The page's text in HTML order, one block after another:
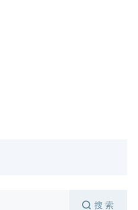
搜 索